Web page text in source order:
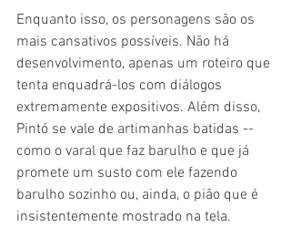
Enquanto isso, os personagens são os
mais cansativos possíveis. Não há
desenvolvimento, apenas um roteiro que
tenta enquadrá-los com diálogos
extremamente expositivos. Além disso,
Pintó se vale de artimanhas batidas --
como o varal que faz barulho e que já
promete um susto com ele fazendo
barulho sozinho ou, ainda, o pião que é
insistentemente mostrado na tela.